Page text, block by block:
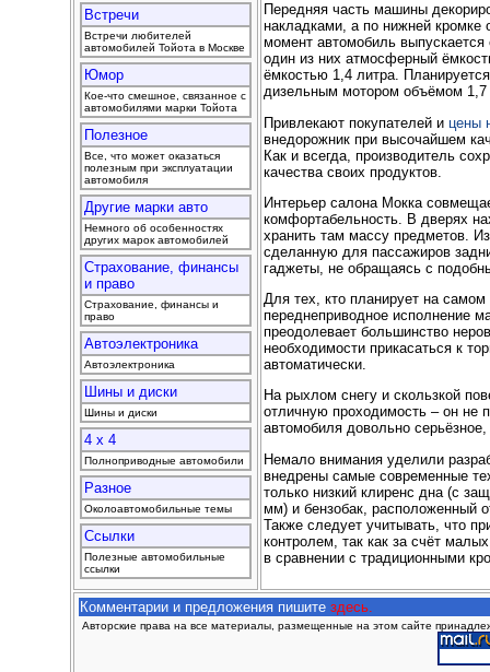
Передняя часть машины
накладками, а по нижней кромке
момент автомобиль
один из них атмосферный
ёмкостью 1,4 литра.
дизельным мотором объёмом
Привлекают покупателей и цены
внедорожник при высочайшем
Как и всегда, производитель
качества своих продуктов.
Интерьер салона Мокка
комфортабельность. В дверях
хранить там массу предметов.
сделанную для пассажиров
гаджеты, не обращаясь с
Для тех, кто планирует на
переднеприводное исполнение
преодолевает большинство
необходимости прикасаться к
автоматически.
На рыхлом снегу и скользкой
отличную проходимость – он не
автомобиля довольно
Немало внимания уделили
внедрены самые современные
только низкий клиренс дна (с
мм) и бензобак, расположенный
Также следует учитывать, что
контролем, так как за счёт
в сравнении с традиционными
Встречи
Встречи любителей
автомобилей Тойота в Москве
Юмор
Кое-что смешное, связанное с
автомобилями марки Тойота
Полезное
Все, что может оказаться
полезным при эксплуатации
автомобиля
Другие марки авто
Немного об особенностях
других марок автомобилей
Страхование, финансы
и право
Страхование, финансы и
право
Автоэлектроника
Автоэлектроника
Шины и диски
Шины и диски
4 x 4
Полноприводные автомобили
Разное
Околоавтомобильные темы
Ссылки
Полезные автомобильные
ссылки
Комментарии и предложения пишите здесь.
Авторские права на все материалы, размещенные на этом сайте